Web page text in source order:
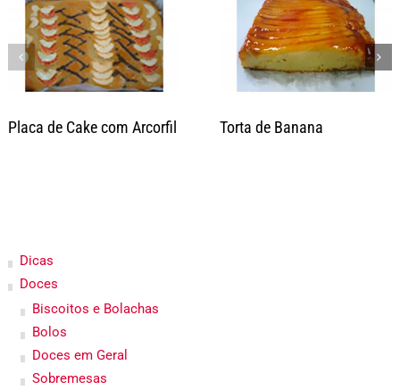
Placa de Cake com Arcorfil Torta de Banana
Dicas
Doces
Biscoitos e Bolachas
Bolos
Doces em Geral
Sobremesas